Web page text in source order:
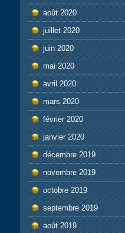
août 2020
juillet 2020
juin 2020
mai 2020
avril 2020
mars 2020
février 2020
janvier 2020
décembre 2019
novembre 2019
octobre 2019
septembre 2019
août 2019